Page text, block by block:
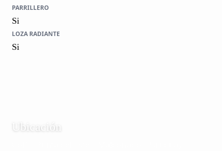
PARRILLERO
Si
LOZA RADIANTE
Si
Ubicación